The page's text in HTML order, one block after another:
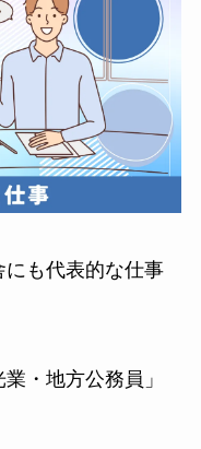
も代表的な仕事
・地方公務員」